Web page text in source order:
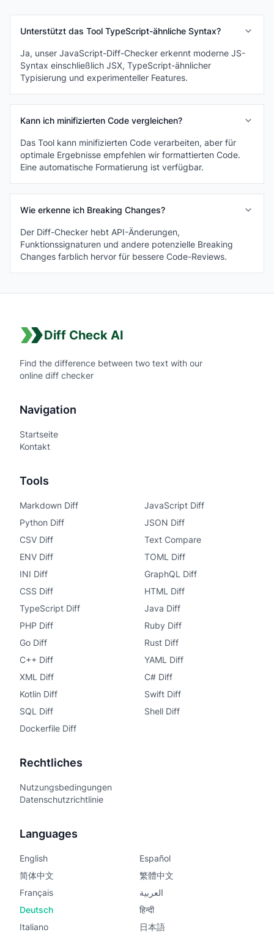
Unterstützt das Tool TypeScript-ähnliche Syntax?
Ja, unser JavaScript-Diff-Checker erkennt moderne JS-
Syntax einschließlich JSX, TypeScript-ähnlicher
Typisierung und experimenteller Features.
Kann ich minifizierten Code vergleichen?
Das Tool kann minifizierten Code verarbeiten, aber für
optimale Ergebnisse empfehlen wir formattierten Code.
Eine automatische Formatierung ist verfügbar.
Wie erkenne ich Breaking Changes?
Der Diff-Checker hebt API-Änderungen,
Funktionssignaturen und andere potenzielle Breaking
Changes farblich hervor für bessere Code-Reviews.
Diff Check AI
Find the difference between two text with our
online diff checker
Navigation
Startseite
Kontakt
Tools
Markdown Diff
JavaScript Diff
Python Diff
JSON Diff
CSV Diff
Text Compare
ENV Diff
TOML Diff
INI Diff
GraphQL Diff
CSS Diff
HTML Diff
TypeScript Diff
Java Diff
PHP Diff
Ruby Diff
Go Diff
Rust Diff
C++ Diff
YAML Diff
XML Diff
C# Diff
Kotlin Diff
Swift Diff
SQL Diff
Shell Diff
Dockerfile Diff
Rechtliches
Nutzungsbedingungen
Datenschutzrichtlinie
Languages
English
Español
简体中文
繁體中文
Français
العربية
Deutsch
हिन्दी
Italiano
日本語